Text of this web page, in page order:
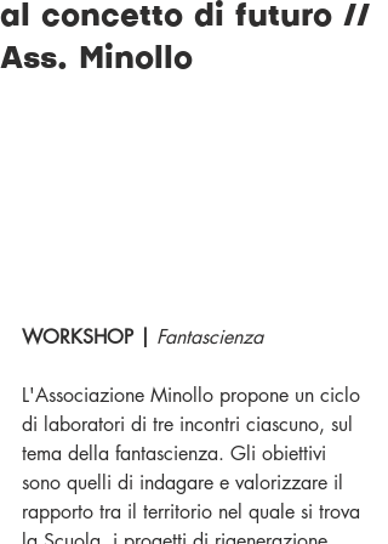
al concetto di futuro //
Ass. Minollo
WORKSHOP | Fantascienza
L'Associazione Minollo propone un ciclo
di laboratori di tre incontri ciascuno, sul
tema della fantascienza. Gli obiettivi
sono quelli di indagare e valorizzare il
rapporto tra il territorio nel quale si trova